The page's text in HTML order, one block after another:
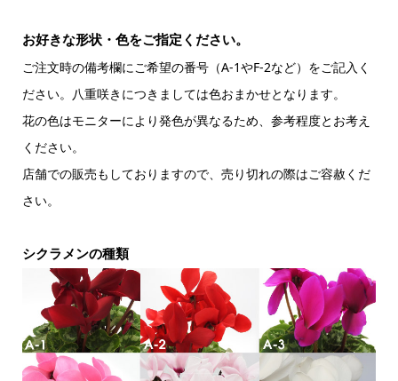
お好きな形状・色をご指定ください。
ご注文時の備考欄にご希望の番号（A-1やF-2など）をご記入く
ださい。八重咲きにつきましては色おまかせとなります。
花の色はモニターにより発色が異なるため、参考程度とお考え
ください。
店舗での販売もしておりますので、売り切れの際はご容赦くだ
さい。
シクラメンの種類